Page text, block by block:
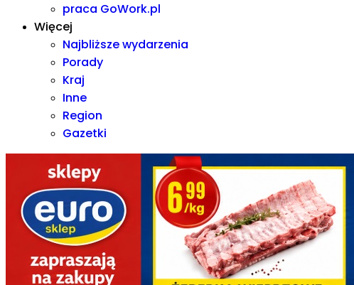
praca GoWork.pl
Więcej
Najbliższe wydarzenia
Porady
Kraj
Inne
Region
Gazetki